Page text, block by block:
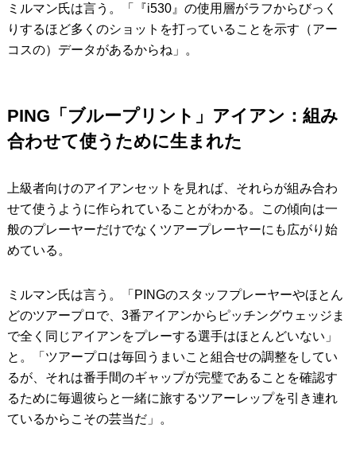
ミルマン氏は言う。「『i530』の使用層がラフからびっく
りするほど多くのショットを打っていることを示す（アー
コスの）データがあるからね」。
PING「ブループリント」アイアン：組み
合わせて使うために生まれた
上級者向けのアイアンセットを見れば、それらが組み合わ
せて使うように作られていることがわかる。この傾向は一
般のプレーヤーだけでなくツアープレーヤーにも広がり始
めている。
ミルマン氏は言う。「PINGのスタッフプレーヤーやほとん
どのツアープロで、3番アイアンからピッチングウェッジま
で全く同じアイアンをプレーする選手はほとんどいない」
と。「ツアープロは毎回うまいこと組合せの調整をしてい
るが、それは番手間のギャップが完璧であることを確認す
るために毎週彼らと一緒に旅するツアーレップを引き連れ
ているからこその芸当だ」。